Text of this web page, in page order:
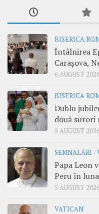
BISERICA
Întâlnirea
Carașova,
6 AUGUST
BISERICA
Dublu
două
5 AUGUST
SEMNALĂRI /
Papa Leon
Peru în
5 AUGUST
VATICAN